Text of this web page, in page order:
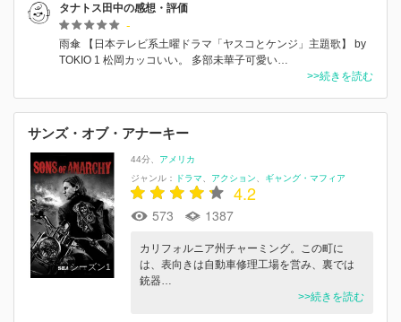
タナトス田中の感想・評価
-
雨傘 【日本テレビ系土曜ドラマ「ヤスコとケンジ」主題歌】 by
TOKIO 1 松岡カッコいい。 多部未華子可愛い…
>>続きを読む
サンズ・オブ・アナーキー
シーズン1
44分
アメリカ
ジャンル：
ドラマ アクション ギャング・マフィア
4.2
573 1387
カリフォルニア州チャーミング。この町に
は、表向きは自動車修理工場を営み、裏では
銃器…
>>続きを読む